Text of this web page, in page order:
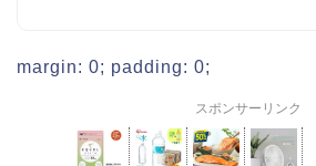
margin: 0; padding: 0;
スポンサーリンク